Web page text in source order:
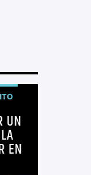
UN
EN